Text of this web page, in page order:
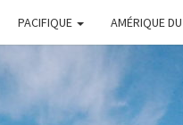
PACIFIQUE AMÉRIQUE